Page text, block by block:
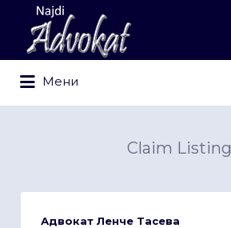
Search
for:
Мени
for:
Claim Listing
Адвокат Ленче Тасева